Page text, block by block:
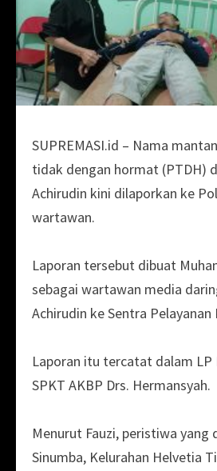
SUPREMASI.id – Nama
tidak dengan hormat (PTDH)
Achirudin kini dilaporkan ke
wartawan.
Laporan tersebut dibuat
sebagai wartawan media
Achirudin ke Sentra
Laporan itu tercatat dalam LP
SPKT AKBP Drs. Hermansyah.
Menurut Fauzi, peristiwa yang
Sinumba, Kelurahan Helvetia